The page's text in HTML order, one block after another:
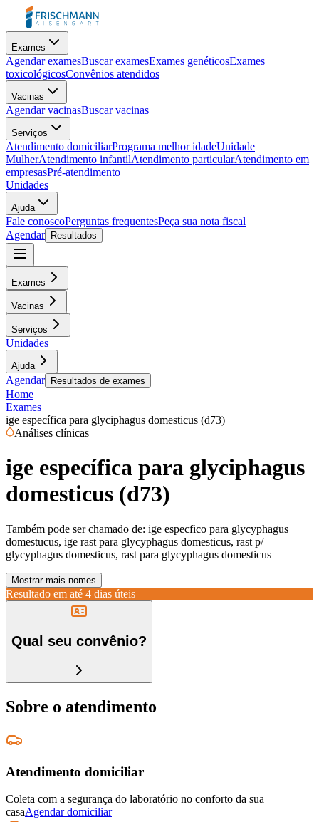
Exames
Agendar examesBuscar examesExames genéticosExames
toxicológicosConvênios atendidos
Vacinas
Agendar vacinasBuscar vacinas
Serviços
Atendimento domiciliarPrograma melhor idadeUnidade
MulherAtendimento infantilAtendimento particularAtendimento em
empresasPré-atendimento
Unidades
Ajuda
Fale conoscoPerguntas frequentesPeça sua nota fiscal
Agendar
Resultados
Exames
Vacinas
Serviços
Unidades
Ajuda
Agendar Resultados de exames
Home
Exames
ige específica para glyciphagus domesticus (d73)
Análises clínicas
ige específica para glyciphagus
domesticus (d73)
Também pode ser chamado de: ige especfico para glycyphagus
domestucus, ige rast para glycyphagus domesticus, rast p/
glycyphagus domesticus, rast para glycyphagus domesticus
Mostrar mais nomes
Resultado em até 4 dias úteis
Qual seu convênio?
Sobre o atendimento
Atendimento domiciliar
Coleta com a segurança do laboratório no conforto da sua
casaAgendar domiciliar